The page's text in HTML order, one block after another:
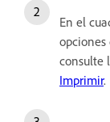
En el
opciones
consulte
Imprimir.